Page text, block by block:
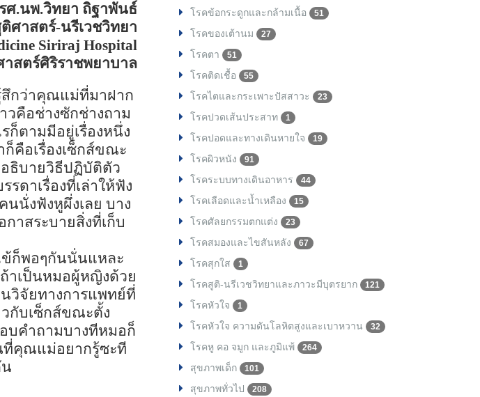
รศ.นพ.วิทยา ถิฐาพันธ์
ศาสตร์-นรีเวชวิทยา
Siriraj Hospital
สตร์ศิริราชพยาบาล
กว่าคุณแม่ที่มาฝาก
คือช่างซักช่างถาม
ก็ตามมีอยู่เรื่องหนึ่ง
คือเรื่องเซ็กส์ขณะ
ธิบายวิธีปฏิบัติตัว
ดาเรื่องที่เล่าให้ฟัง
นั่งฟังหูผึ่งเลย บาง
าสระบายสิ่งที่เก็บ
ข้ก็พอๆกันนั่นแหละ
าเป็นหมอผู้หญิงด้วย
วิจัยทางการแพทย์ที่
กับเซ็กส์ขณะตั้ง
บคำถามบางทีหมอก็
ที่คุณแม่อยากรู้ซะที
โรคข้อกระดูกและกล้ามเนื้อ 51
โรคของเต้านม 27
โรคตา 51
โรคติดเชื้อ 55
โรคไตและกระเพาะปัสสาวะ 23
โรคปวดเส้นประสาท 1
โรคปอดและทางเดินหายใจ 19
โรคผิวหนัง 91
โรคระบบทางเดินอาหาร 44
โรคเลือดและน้ำเหลือง 15
โรคศัลยกรรมตกแต่ง 23
โรคสมองและไขสันหลัง 67
โรคสุกใส 1
โรคสูติ-นรีเวชวิทยาและภาวะมีบุตรยาก 121
โรคหัวใจ 1
โรคหัวใจ ความดันโลหิตสูงและเบาหวาน 32
โรคหู คอ จมูก และภูมิแพ้ 264
สุขภาพเด็ก 101
สุขภาพทั่วไป 208